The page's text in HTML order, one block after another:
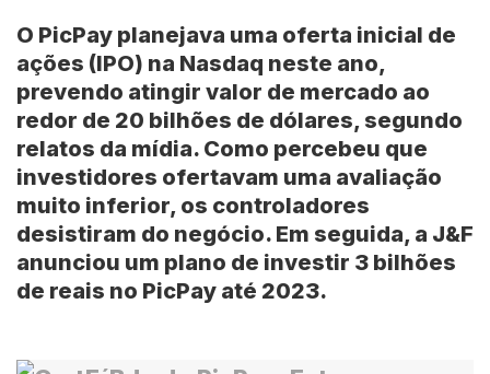
O PicPay planejava uma oferta inicial de
ações (IPO) na Nasdaq neste ano,
prevendo atingir valor de mercado ao
redor de 20 bilhões de dólares, segundo
relatos da mídia. Como percebeu que
investidores ofertavam uma avaliação
muito inferior, os controladores
desistiram do negócio. Em seguida, a J&F
anunciou um plano de investir 3 bilhões
de reais no PicPay até 2023.